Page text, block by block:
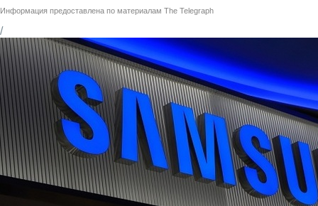
Информация предоставлена по материалам The Telegraph
/